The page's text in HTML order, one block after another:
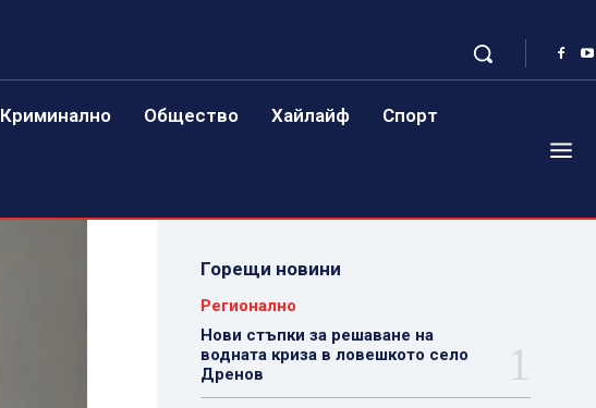
Криминално Общество Хайлайф Спорт
Горещи новини
Регионално
Нови стъпки за решаване на
водната криза в ловешкото село
Дренов